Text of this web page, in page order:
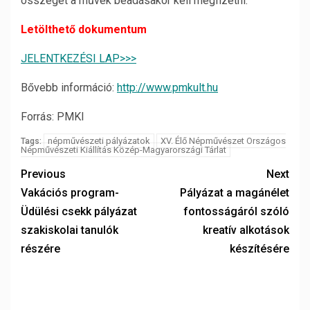
Letölthető dokumentum
JELENTKEZÉSI LAP>>>
Bővebb információ: http://www.pmkult.hu
Forrás: PMKI
Tags: népművészeti pályázatok
XV. Élő Népművészet Országos
Népművészeti Kiállítás Közép-Magyarországi Tárlat
Previous
Vakációs program-
Üdülési csekk pályázat
szakiskolai tanulók
részére
Next
Pályázat a magánélet
fontosságáról szóló
kreatív alkotások
készítésére